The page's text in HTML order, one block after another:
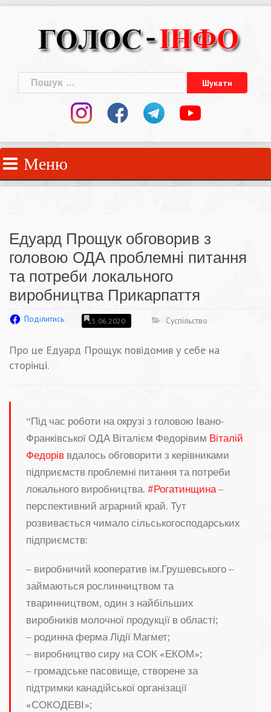
Пошук:
Меню
Едуард Прощук обговорив з
головою ОДА проблемні питання
та потреби локального
виробництва Прикарпаття
Поділитись 15.06.2020 Суспільство
Про це Едуард Прощук повідомив у себе на
сторінці.
“Під час роботи на окрузі з головою Івано-
Франківської ОДА Віталієм Федорівим Віталій
Федорів вдалось обговорити з керівниками
підприємств проблемні питання та потреби
локального виробництва. #Рогатинщина–
перспективний аграрний край. Тут
розвивається чимало сільськогосподарських
підприємств:
– виробничий кооператив ім.Грушевського –
займаються рослинництвом та
тваринництвом, один з найбільших
виробників молочної продукції в області;
– родинна ферма Лідії Магмет;
– виробництво сиру на СОК «ЕКОМ»;
– громадське пасовище, створене за
підтримки канадійської організації
«СОКОДЕВІ»;